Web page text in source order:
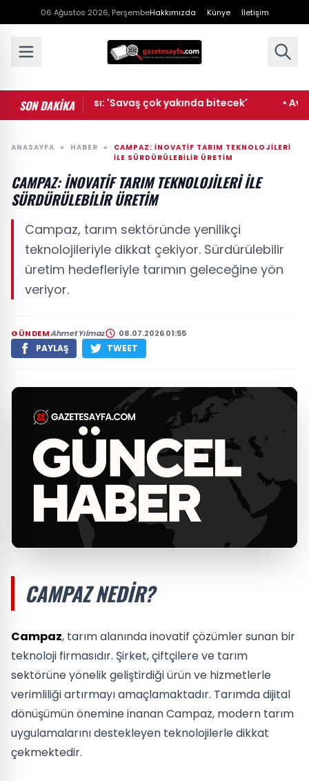
06 Ağustos 2026, PerşembeHakkımızda Künye İletişim
SON DAKİKA
açıklaması: 'Savaş çok yakında bitecek' •
ANASAYFA » HABER »
CAMPAZ: İNOVATIF TARIM TEKNOLOJILERI
ILE SÜRDÜRÜLEBILIR ÜRETIM
CAMPAZ: İNOVATIF TARIM TEKNOLOJILERI ILE
SÜRDÜRÜLEBILIR ÜRETIM
Campaz, tarım sektöründe yenilikçi
teknolojileriyle dikkat çekiyor. Sürdürülebilir
üretim hedefleriyle tarımın geleceğine yön
veriyor.
GÜNDEMAhmet Yılmaz 08.07.2026 01:55
PAYLAŞ TWEET
CAMPAZ NEDIR?
Campaz, tarım alanında inovatif çözümler sunan bir
teknoloji firmasıdır. Şirket, çiftçilere ve tarım
sektörüne yönelik geliştirdiği ürün ve hizmetlerle
verimliliği artırmayı amaçlamaktadır. Tarımda dijital
dönüşümün önemine inanan Campaz, modern tarım
uygulamalarını destekleyen teknolojilerle dikkat
çekmektedir.